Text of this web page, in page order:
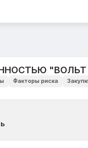
"ВОЛЬТ
Факторы риска